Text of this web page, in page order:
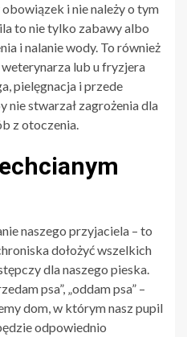
i nie należy o tym
to nie tylko zabawy albo
i nalanie wody. To również
lub u fryzjera
pielęgnacja i przede
nie stwarzał zagrożenia dla
z otoczenia.
naszego przyjaciela – to
dołożyć wszelkich
dla naszego pieska.
psa”, „oddam psa” –
dom, w którym nasz pupil
odpowiednio